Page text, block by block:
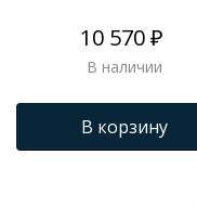
10 570 ₽
В наличии
В корзину